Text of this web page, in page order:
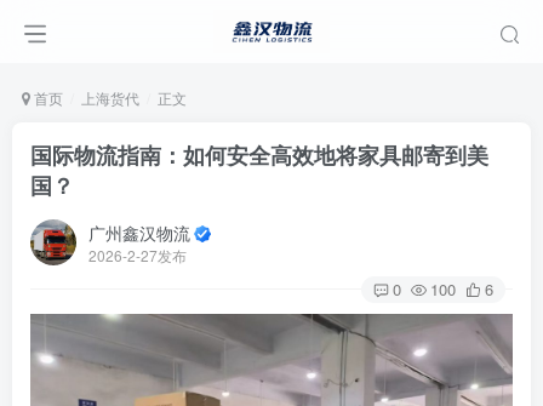
首页 上海货代 正文
国际物流指南：如何安全高效地将家具邮寄到美
国？
广州鑫汉物流
2026-2-27发布
0 100 6